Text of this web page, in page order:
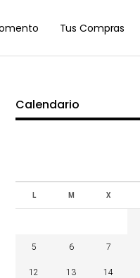
Tus Compras
Calendario
L M X
5 6 7
12 13 14